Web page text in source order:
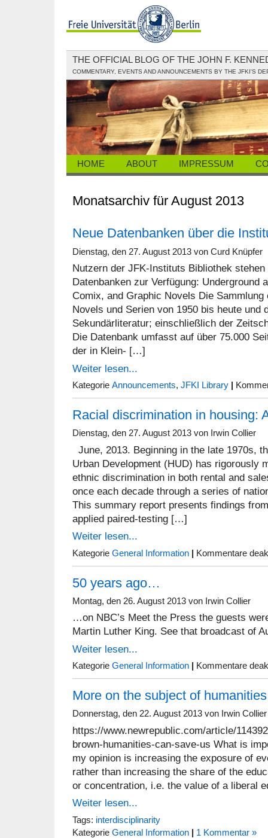
THE OFFICIAL BLOG OF THE JOHN F.
COMMENTARY, EVENTS AND ANNOUNCEMENTS BY THE JFKI'S
HOME ABOUT IMPRESSUM
Monatsarchiv für August 2013
Neue Datenbanken über die
Dienstag, den 27. August 2013 von Curd Knüpfer
Nutzern der JFK-Instituts Bibliothek
Datenbanken zur Verfügung: Underground
Comix, and Graphic Novels Die
Novels und Serien von 1950 bis heute und
Sekundärliteratur; einschließlich der
Die Datenbank umfasst auf über 75.000
der in Klein- […]
Weiter lesen...
Kategorie Announcements, JFKI Library
Racial discrimination in housing:
Dienstag, den 27. August 2013 von Irwin Collier
June, 2013. Beginning in the late 1970s,
Urban Development (HUD) has rigorously
ethnic discrimination in both rental and
once each decade through a series of
This summary report presents findings
applied paired-testing […]
Weiter lesen...
Kategorie General Information | Kommentare
50 years ago…
Montag, den 26. August 2013 von Irwin Collier
…on NBC’s Meet the Press the guests
Martin Luther King. See that broadcast of
Weiter lesen...
Kategorie General Information Kommentare
More on the subject of
Donnerstag, den 22. August 2013 von Irwin Collier
https://www.newrepublic.com/article/
brown-humanities-can-save-us What is
my opinion is increasing the exposure of
rather than increasing the share of the
or concentration, i.e. the value of a liberal
Weiter lesen...
Tags: interdisciplinarity
Kategorie General Information | 1 Kommentar »